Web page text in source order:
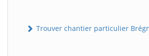
Trouver chantier particulier